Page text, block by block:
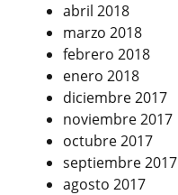
abril 2018
marzo 2018
febrero 2018
enero 2018
diciembre 2017
noviembre 2017
octubre 2017
septiembre 2017
agosto 2017